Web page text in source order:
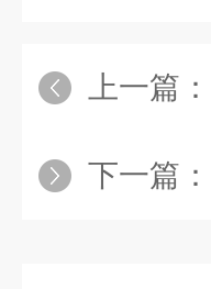
上一篇：
下一篇：